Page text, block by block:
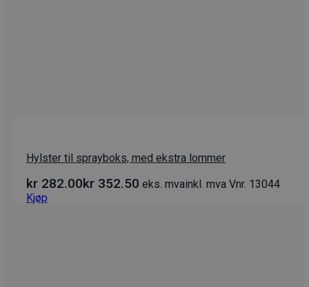
Hylster til sprayboks, med ekstra lommer
kr 282.00kr 352.50 eks. mvainkl. mva Vnr. 13044
Kjøp